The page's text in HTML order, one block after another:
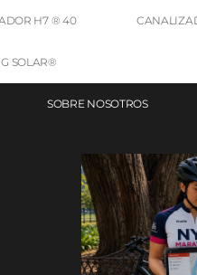
H7 ® 40
SOLAR®
SOBRE NOSOTROS